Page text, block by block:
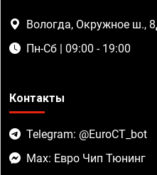
Вологда, Окружное ш.,
Пн-Сб | 09:00 - 19:00
Контакты
Telegram: @EuroCT_bot
Max: Евро Чип Тюнинг